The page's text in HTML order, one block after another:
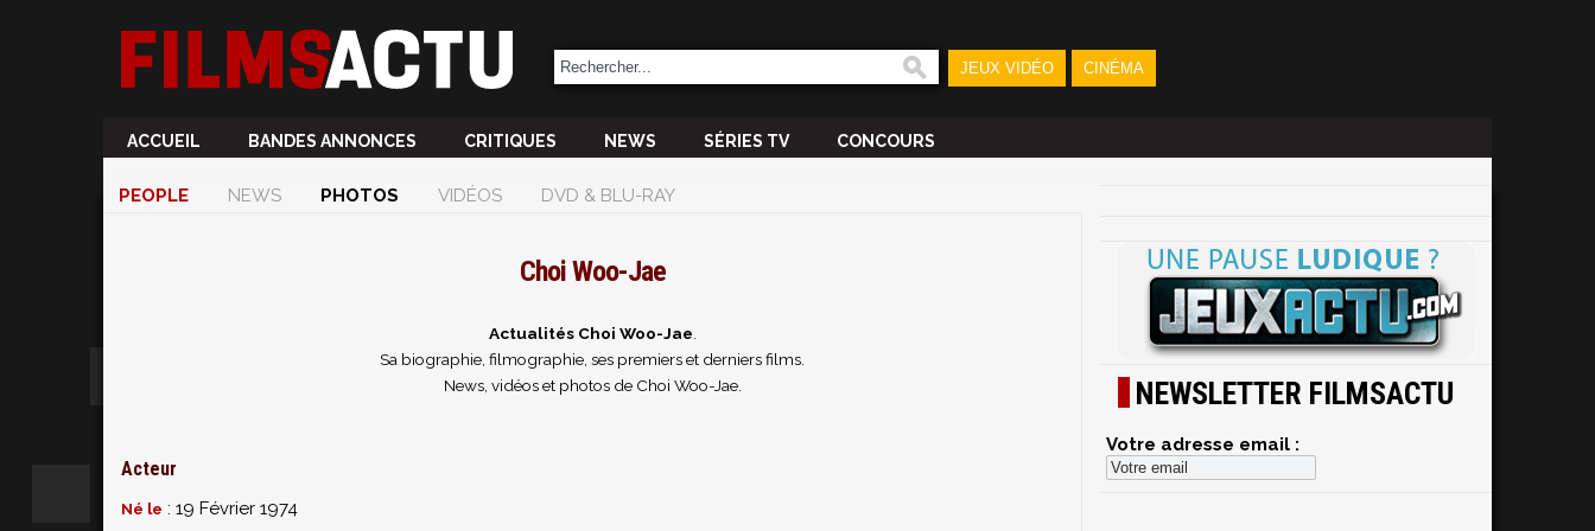
JEUX VIDÉO CINÉMA
ACCUEIL BANDES ANNONCES CRITIQUES NEWS SÉRIES TV CONCOURS
PEOPLE NEWS PHOTOS VIDÉOS DVD & BLU-RAY
Choi Woo-Jae
Actualités Choi Woo-Jae
Sa biographie, filmographie, ses premiers et derniers films.
News, vidéos et photos de Choi Woo-Jae.
Acteur
Né le : 19 Février 1974
NEWSLETTER FILMSACTU
Votre adresse email :